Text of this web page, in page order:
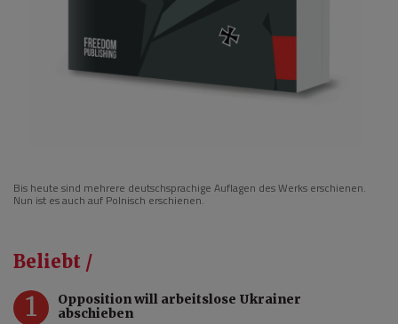
Bis heute sind mehrere deutschsprachige Auflagen des Werks erschienen.
Nun ist es auch auf Polnisch erschienen.
Beliebt /
1
Opposition will arbeitslose Ukrainer
abschieben